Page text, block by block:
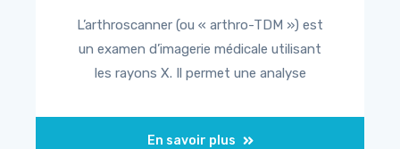
L’arthroscanner (ou « arthro-TDM ») est
un examen d’imagerie médicale utilisant
les rayons X. Il permet une analyse
En savoir plus